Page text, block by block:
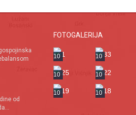
od
FOTOGALERIJA
10 10
10 10
10 10